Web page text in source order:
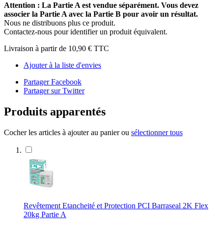
Attention : La Partie A est vendue séparément. Vous devez
associer la Partie A avec la Partie B pour avoir un résultat.
Nous ne distribuons plus ce produit.
Contactez-nous pour identifier un produit équivalent.
Livraison à partir de 10,90 € TTC
Ajouter à la liste d'envies
Partager Facebook
Partager sur Twitter
Produits apparentés
Cocher les articles à ajouter au panier ou sélectionner tous
Revêtement Etancheité et Protection PCI Barraseal 2K Flex
20kg Partie A